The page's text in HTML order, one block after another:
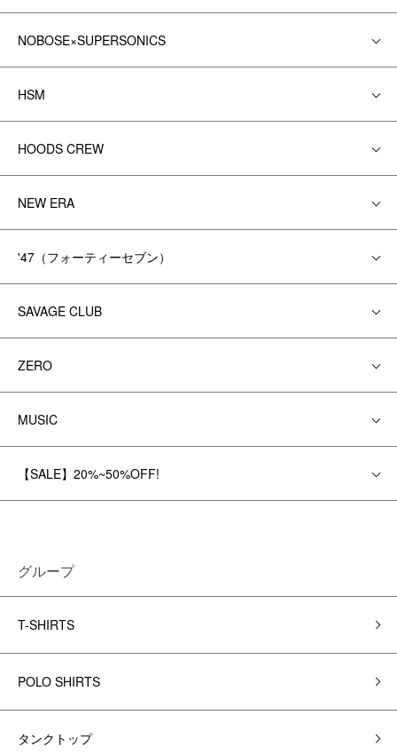
NOBOSE×SUPERSONICS
HSM
HOODS CREW
NEW ERA
'47（フォーティーセブン）
SAVAGE CLUB
ZERO
MUSIC
【SALE】20%~50%OFF!
グループ
T-SHIRTS
POLO SHIRTS
タンクトップ